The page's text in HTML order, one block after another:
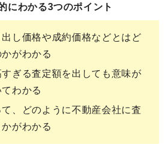
にわかる3つのポイント
し価格や成約価格などとはど
がわかる
ぎる査定額を出しても意味が
わかる
、どのように不動産会社に査
がわかる